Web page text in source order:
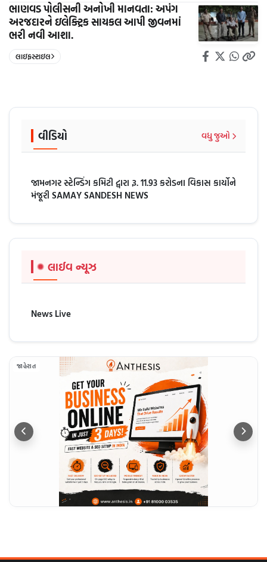
ભાણવડ પોલીસની અનોખી માનવતા: અપંગ
અરજદારને ઇલેક્ટ્રિક સાયકલ આપી જીવનમાં
ભરી નવી આશા.
લાઇફસ્ટાઇલ
વીડિયો વધુ જુઓ
જામનગર સ્ટેન્ડિંગ કમિટી દ્વારા રૂ. 11.93 કરોડના વિકાસ કાર્યોને
મંજૂરી SAMAY SANDESH NEWS
લાઈવ ન્યૂઝ
News Live
જાહેરાત